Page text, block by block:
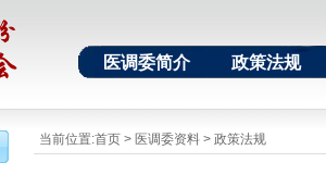
医调委简介 政策法规
当前位置:首页 > 医调委资料 > 政策法规